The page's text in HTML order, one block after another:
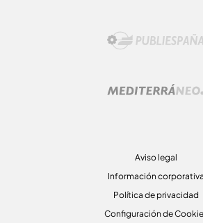
Aviso legal
Información corporativa
Política de privacidad
Configuración de